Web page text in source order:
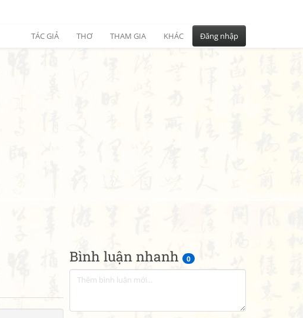
TÁC GIẢ THƠ THAM GIA KHÁC Đăng nhập
Bình luận nhanh 0